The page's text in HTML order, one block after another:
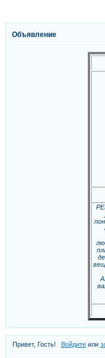
Объявление
Привет, Гость! Войдитеили